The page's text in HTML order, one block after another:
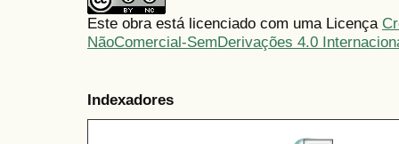
Este obra está licenciado com uma Licença
NãoComercial-SemDerivações 4.0
Indexadores